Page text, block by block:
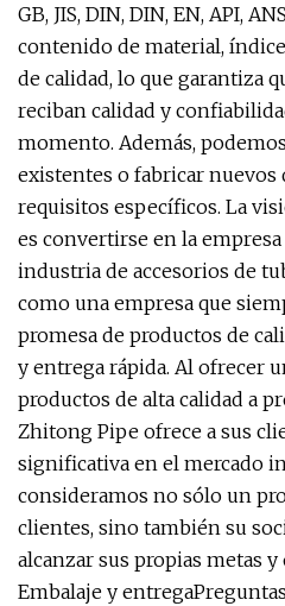
GB, JIS, DIN, DIN, EN, API,
contenido de material,
de calidad, lo que garantiza
reciban calidad y
momento. Además,
existentes o fabricar
requisitos específicos. La
es convertirse en la
industria de accesorios de
como una empresa que
promesa de productos de
y entrega rápida. Al ofrecer
productos de alta calidad a
Zhitong Pipe ofrece a sus
significativa en el mercado
consideramos no sólo un
clientes, sino también su
alcanzar sus propias metas
Embalaje y